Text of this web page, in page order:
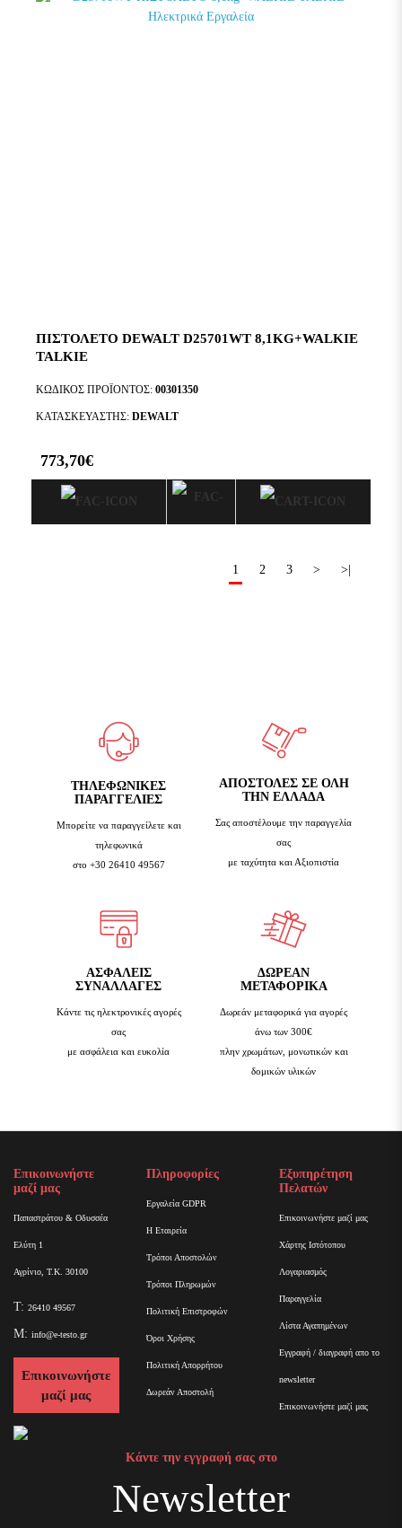
ΠΙΣΤΟΛΕΤΟ DEWALT D25701WT 8,1KG+WALKIE
TALKIE
ΚΩΔΙΚΌΣ ΠΡΟΪΌΝΤΟΣ: 00301350
ΚΑΤΑΣΚΕΥΑΣΤΉΣ: DEWALT
773,70€
1 2 3 > >|
TΗΛΕΦΩΝΙΚΈΣ
ΠΑΡΑΓΓΕΛΊΕΣ
Μπορείτε να παραγγείλετε και
τηλεφωνικά
στο +30 26410 49567
ΑΠΟΣΤΟΛΕΣ ΣΕ ΟΛΗ
ΤΗΝ ΕΛΛΑΔΑ
Σας αποστέλουμε την παραγγελία
σας
με ταχύτητα και Αξιοπιστία
ΑΣΦΑΛΕΙΣ
ΣΥΝΑΛΛΑΓΕΣ
Κάντε τις ηλεκτρονικές αγορές
σας
με ασφάλεια και ευκολία
ΔΩΡΕΑΝ
ΜΕΤΑΦΟΡΙΚΑ
Δωρεάν μεταφορικά για αγορές
άνω των 300€
πλην χρωμάτων, μονωτικών και
δομικών υλικών
Επικοινωνήστε
μαζί μας
Παπαστράτου & Οδυσσέα
Ελύτη 1
Αγρίνιο, Τ.Κ. 30100
T: 26410 49567
M: info@e-testo.gr
Επικοινωνήστε
μαζί μας
Πληροφορίες
Εργαλεία GDPR
Η Εταιρεία
Τρόποι Αποστολών
Τρόποι Πληρωμών
Πολιτική Επιστροφών
Όροι Χρήσης
Πολιτική Απορρήτου
Δωρεάν Αποστολή
Εξυπηρέτηση
Πελατών
Επικοινωνήστε μαζί μας
Χάρτης Ιστότοπου
Λογαριασμός
Παραγγελία
Λίστα Αγαπημένων
Εγγραφή / διαγραφή απο το
newsletter
Επικοινωνήστε μαζί μας
Κάντε την εγγραφή σας στο
Newsletter